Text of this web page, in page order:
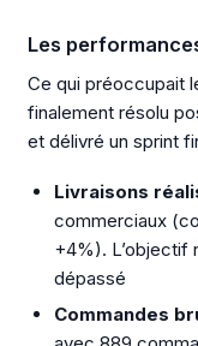
Les
Ce qui préoccupait
finalement résolu
et délivré un sprint
Livraisons
commerciaux
+4%). L’objectif
dépassé
Commandes